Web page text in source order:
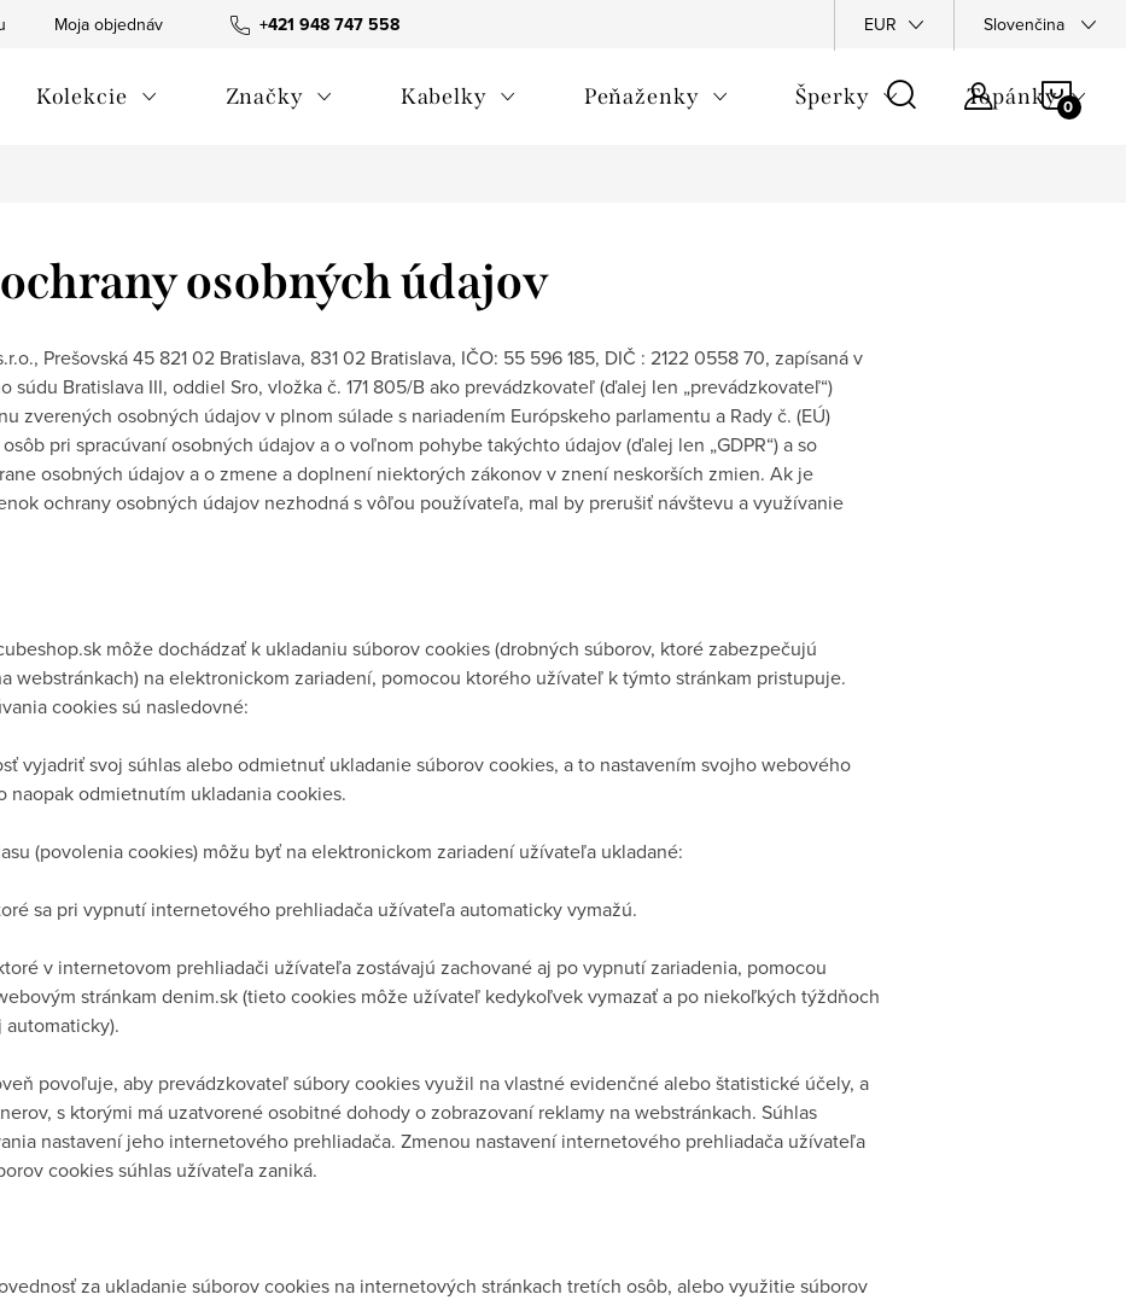
+421 948 747 558
Moja objednávka Všeobecné obchodné podmienky Podmienky ochrany osobných údajov
EUR Slovenčina
Kolekcie Značky Kabelky Peňaženky Šperky Topánky
osobných údajov
Prešovská 45 821 02 Bratislava, 831 02 Bratislava, IČO: 55 596 185, DIČ : 2122 0558 70, zapísaná v
súdu Bratislava III, oddiel Sro, vložka č. 171 805/B ako prevádzkovateľ (ďalej len „prevádzkovateľ“)
zverených osobných údajov v plnom súlade s nariadením Európskeho parlamentu a Rady č. (EÚ)
pri spracúvaní osobných údajov a o voľnom pohybe takýchto údajov (ďalej len „GDPR“) a so
osobných údajov a o zmene a doplnení niektorých zákonov v znení neskorších zmien. Ak je
ochrany osobných údajov nezhodná s vôľou používateľa, mal by prerušiť návštevu a využívanie
môže dochádzať k ukladaniu súborov cookies (drobných súborov, ktoré zabezpečujú
webstránkach) na elektronickom zariadení, pomocou ktorého užívateľ k týmto stránkam pristupuje.
cookies sú nasledovné:
svoj súhlas alebo odmietnuť ukladanie súborov cookies, a to nastavením svojho webového
naopak odmietnutím ukladania cookies.
cookies) môžu byť na elektronickom zariadení užívateľa ukladané:
sa pri vypnutí internetového prehliadača užívateľa automaticky vymažú.
v internetovom prehliadači užívateľa zostávajú zachované aj po vypnutí zariadenia, pomocou
stránkam denim.sk (tieto cookies môže užívateľ kedykoľvek vymazať a po niekoľkých týždňoch
automaticky).
povoľuje, aby prevádzkovateľ súbory cookies využil na vlastné evidenčné alebo štatistické účely, a
s ktorými má uzatvorené osobitné dohody o zobrazovaní reklamy na webstránkach. Súhlas
nastavení jeho internetového prehliadača. Zmenou nastavení internetového prehliadača užívateľa
cookies súhlas užívateľa zaniká.
za ukladanie súborov cookies na internetových stránkach tretích osôb, alebo využitie súborov